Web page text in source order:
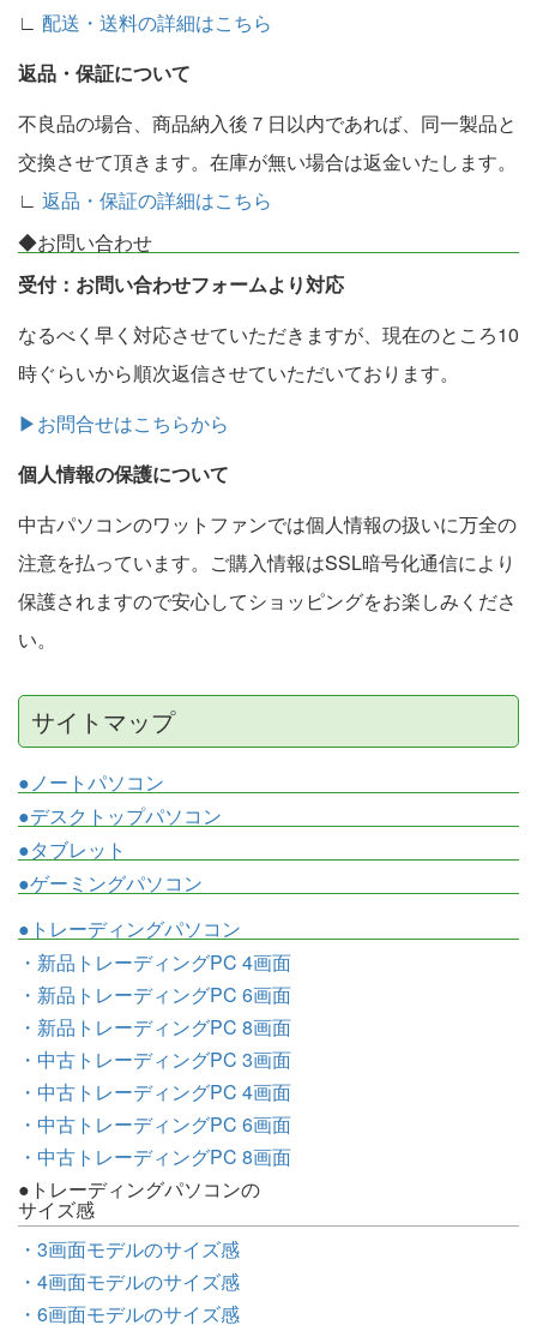
∟ 配送・送料の詳細はこちら
返品・保証について
不良品の場合、商品納入後７日以内であれば、同一製品と
交換させて頂きます。在庫が無い場合は返金いたします。
∟ 返品・保証の詳細はこちら
◆お問い合わせ
受付：お問い合わせフォームより対応
なるべく早く対応させていただきますが、現在のところ10
時ぐらいから順次返信させていただいております。
▶お問合せはこちらから
個人情報の保護について
中古パソコンのワットファンでは個人情報の扱いに万全の
注意を払っています。ご購入情報はSSL暗号化通信により
保護されますので安心してショッピングをお楽しみくださ
い。
サイトマップ
●ノートパソコン
●デスクトップパソコン
●タブレット
●ゲーミングパソコン
●トレーディングパソコン
・新品トレーディングPC 4画面
・新品トレーディングPC 6画面
・新品トレーディングPC 8画面
・中古トレーディングPC 3画面
・中古トレーディングPC 4画面
・中古トレーディングPC 6画面
・中古トレーディングPC 8画面
●トレーディングパソコンの
サイズ感
・3画面モデルのサイズ感
・4画面モデルのサイズ感
・6画面モデルのサイズ感